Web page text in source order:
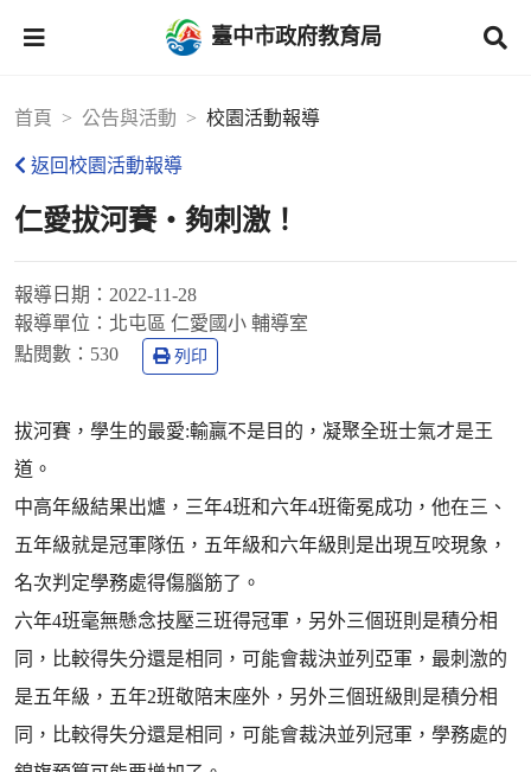
臺中市政府教育局
首頁 公告與活動 校園活動報導
返回校園活動報導
仁愛拔河賽‧夠刺激！
報導日期： 2022-11-28
報導單位： 北屯區 仁愛國小 輔導室
點閱數： 530 列印
拔河賽，學生的最愛:輸贏不是目的，凝聚全班士氣才是王
道。
中高年級結果出爐，三年4班和六年4班衛冕成功，他在三、
五年級就是冠軍隊伍，五年級和六年級則是出現互咬現象，
名次判定學務處得傷腦筋了。
六年4班毫無懸念技壓三班得冠軍，另外三個班則是積分相
同，比較得失分還是相同，可能會裁決並列亞軍，最刺激的
是五年級，五年2班敬陪末座外，另外三個班級則是積分相
同，比較得失分還是相同，可能會裁決並列冠軍，學務處的